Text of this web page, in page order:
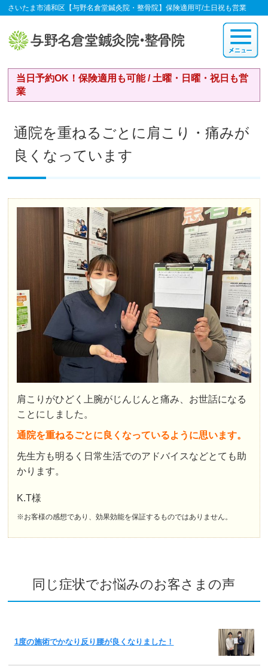
さいたま市浦和区【与野名倉堂鍼灸院・整骨院】保険適用可/土日祝も営業
当日予約OK！保険適用も可能 / 土曜・日曜・祝日も営
業
通院を重ねるごとに肩こり・痛みが
良くなっています
肩こりがひどく上腕がじんじんと痛み、お世話になる
ことにしました。
通院を重ねるごとに良くなっているように思います。
先生方も明るく日常生活でのアドバイスなどとても助
かります。
K.T様
※お客様の感想であり、効果効能を保証するものではありません。
同じ症状でお悩みのお客さまの声
1度の施術でかなり反り腰が良くなりました！